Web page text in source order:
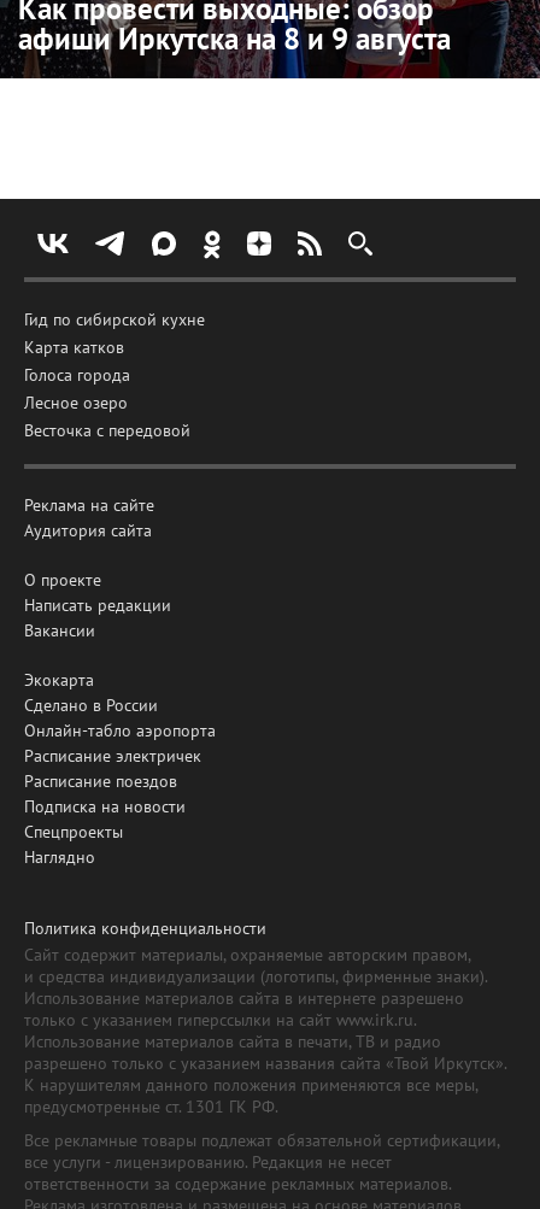
Как провести выходные: обзор
афиши Иркутска на 8 и 9 августа
Гид по сибирской кухне
Карта катков
Голоса города
Лесное озеро
Весточка с передовой
Реклама на сайте
Аудитория сайта
О проекте
Написать редакции
Вакансии
Экокарта
Сделано в России
Онлайн-табло аэропорта
Расписание электричек
Расписание поездов
Подписка на новости
Спецпроекты
Наглядно
Политика конфиденциальности
Сайт содержит материалы, охраняемые авторским правом,
и средства индивидуализации (логотипы, фирменные знаки).
Использование материалов сайта в интернете разрешено
только с указанием гиперссылки на сайт www.irk.ru.
Использование материалов сайта в печати, ТВ и радио
разрешено только с указанием названия сайта «Твой Иркутск».
К нарушителям данного положения применяются все меры,
предусмотренные ст. 1301 ГК РФ.
Все рекламные товары подлежат обязательной сертификации,
все услуги - лицензированию. Редакция не несет
ответственности за содержание рекламных материалов.